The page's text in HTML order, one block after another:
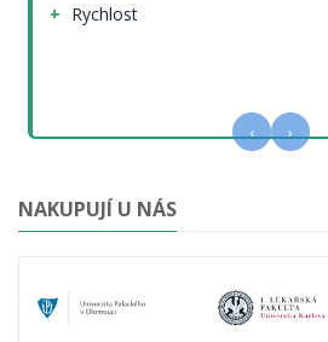
Rychlost
‹ ›
NAKUPUJÍ U NÁS